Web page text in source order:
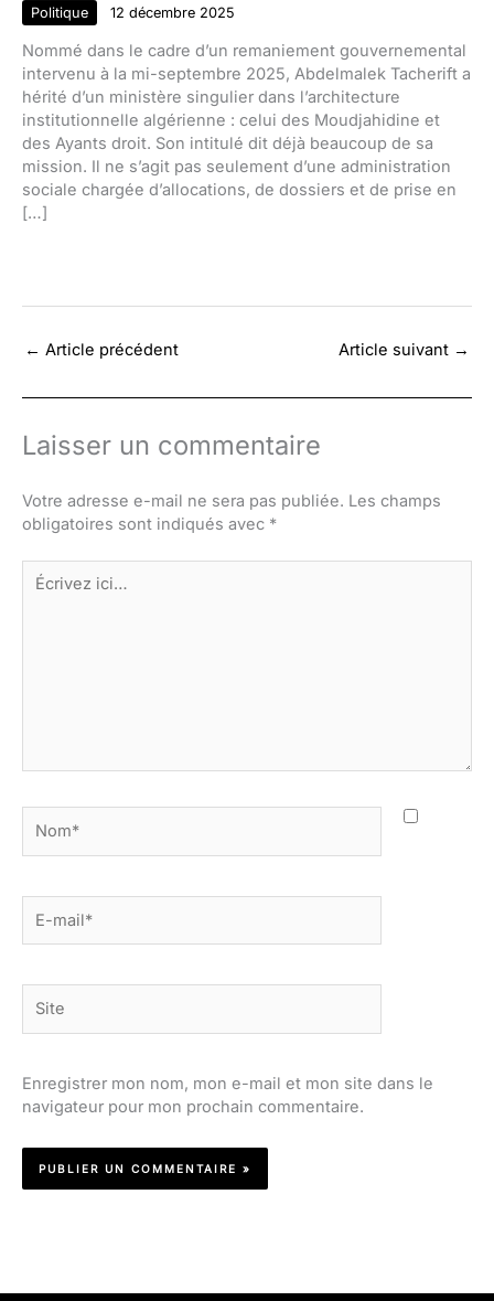
Politique 12 décembre 2025
Nommé dans le cadre d’un remaniement gouvernemental
intervenu à la mi-septembre 2025, Abdelmalek Tacherift a
hérité d’un ministère singulier dans l’architecture
institutionnelle algérienne : celui des Moudjahidine et
des Ayants droit. Son intitulé dit déjà beaucoup de sa
mission. Il ne s’agit pas seulement d’une administration
sociale chargée d’allocations, de dossiers et de prise en
[…]
← Article précédent Article suivant →
Laisser un commentaire
Votre adresse e-mail ne sera pas publiée. Les champs
obligatoires sont indiqués avec *
Écrivez
ici…
mail*
Enregistrer mon nom, mon e-mail et mon site dans le
navigateur pour mon prochain commentaire.